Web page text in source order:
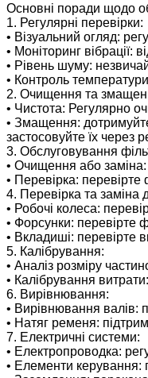
Основні поради щодо
1. Регулярні перевірки:
• Візуальний огляд:
• Моніторинг вібрації:
• Рівень шуму:
• Контроль
2. Очищення та
• Чистота: Регулярно
• Змащення:
застосовуйте їх через
3. Обслуговування
• Очищення або заміна:
• Перевірка: перевірте
4. Перевірка та
• Робочі колеса:
• Форсунки: перевірте
• Вкладиші: перевірте
5. Калібрування:
• Аналіз розміру
• Калібрування
6. Вирівнювання:
• Вирівнювання валів:
• Натяг ременя:
7. Електричні системи:
• Електропроводка:
• Елементи керування: